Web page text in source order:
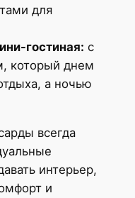
для
гостиная: с
который днем
а ночью
всегда
интерьер,
и